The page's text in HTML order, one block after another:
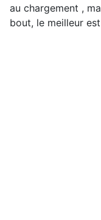
au chargement ,
bout, le meilleur